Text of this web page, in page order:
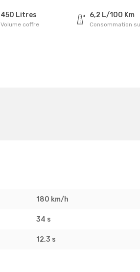
450 Litres
Volume coffre
6,2 L/100 Km
Consommation
180 km/h
34 s
12,3 s